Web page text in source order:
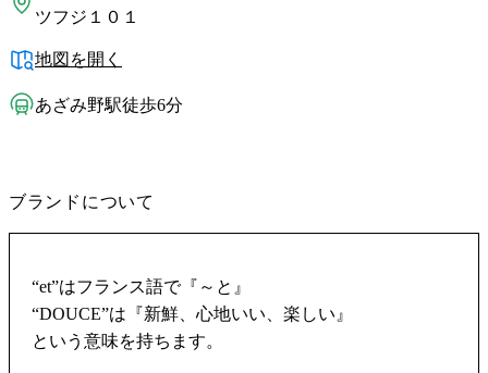
ツフジ１０１
地図を開く
あざみ野駅徒歩6分
ブランドについて
“et”はフランス語で『～と』
“DOUCE”は『新鮮、心地いい、楽しい』
という意味を持ちます。